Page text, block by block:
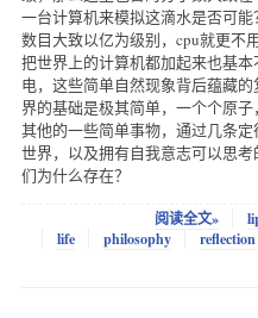
一台计算机来模拟这滴水是否可
数目大致以亿为级别，cpu就更不
把世界上的计算机都加起来也基
电，这些简单自然现象背后蕴藏
界的基础是极其简单，一个个原
其他的一些简单事物，通过几条
世界，以及拥有自我意志可以思
们为什么存在？
阅读全文»
life
philosophy reflection